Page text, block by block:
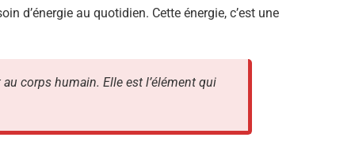
d’énergie au quotidien. Cette énergie, c’est une
corps humain. Elle est l’élément qui